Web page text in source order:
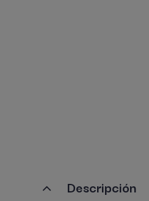
Descripción